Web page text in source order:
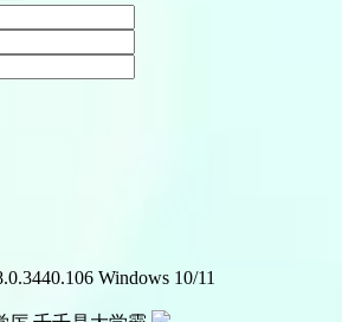
Windows 10/11